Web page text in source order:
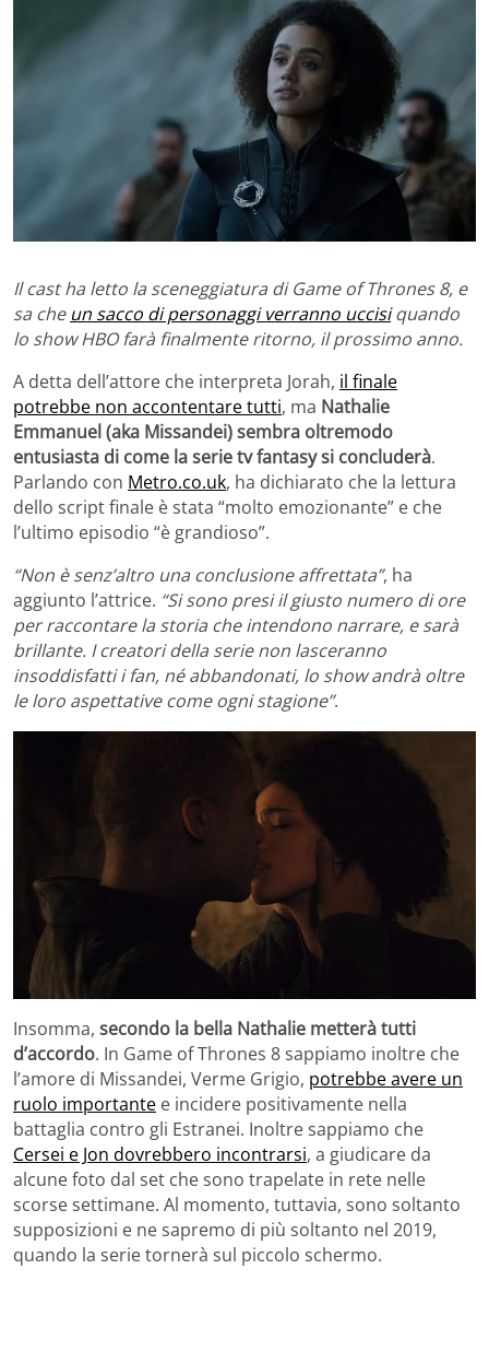
Il cast ha letto la sceneggiatura di Game of Thrones 8, e
sa cheun sacco di personaggi verranno uccisiquando
lo show HBO farà finalmente ritorno, il prossimo anno.
A detta dell’attore che interpreta Jorah, il finale
potrebbe non accontentare tutti, ma Nathalie
Emmanuel (aka Missandei) sembra oltremodo
entusiasta di come la serie tv fantasy si concluderà.
Parlando con Metro.co.uk, ha dichiarato che la lettura
dello script finale è stata “molto emozionante” e che
l’ultimo episodio “è grandioso”.
“Non è senz’altro una conclusione affrettata”, ha
aggiunto l’attrice. “Si sono presi il giusto numero di ore
per raccontare la storia che intendono narrare, e sarà
brillante. I creatori della serie non lasceranno
insoddisfatti i fan, né abbandonati, lo show andrà oltre
le loro aspettative come ogni stagione”.
Insomma, secondo la bella Nathalie metterà tutti
d’accordo. In Game of Thrones 8 sappiamo inoltre che
l’amore di Missandei, Verme Grigio, potrebbe avere un
ruolo importante e incidere positivamente nella
battaglia contro gli Estranei. Inoltre sappiamo che
Cersei e Jon dovrebbero incontrarsi, a giudicare da
alcune foto dal set che sono trapelate in rete nelle
scorse settimane. Al momento, tuttavia, sono soltanto
supposizioni e ne sapremo di più soltanto nel 2019,
quando la serie tornerà sul piccolo schermo.